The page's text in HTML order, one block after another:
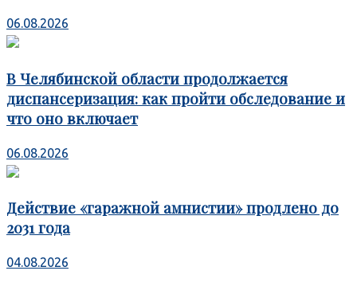
06.08.2026
В Челябинской области продолжается
диспансеризация: как пройти обследование и
что оно включает
06.08.2026
Действие «гаражной амнистии» продлено до
2031 года
04.08.2026